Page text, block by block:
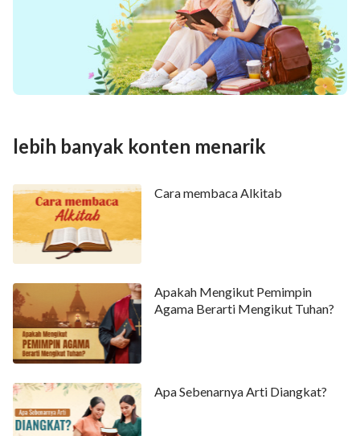
lebih banyak konten menarik
Cara membaca Alkitab
Apakah Mengikut Pemimpin
Agama Berarti Mengikut Tuhan?
Apa Sebenarnya Arti Diangkat?